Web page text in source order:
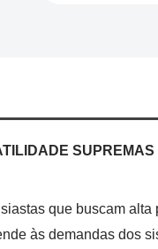
SUPREMAS
que buscam
às demandas dos